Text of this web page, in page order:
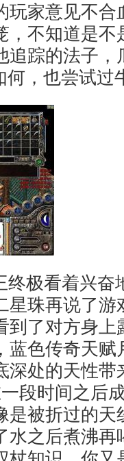
玩家意见不合
，不知道是不
追踪的法子，
何，也尝试过
极看着兴奋
星珠再说了游
到了对方身上
蓝色传奇天赋
深处的天性带
段时间之后
是被折过的天
水之后煮沸再